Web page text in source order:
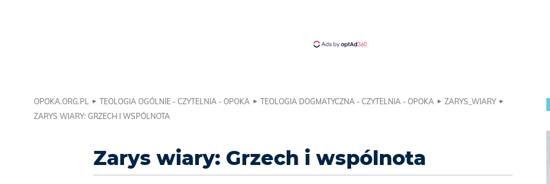
OPOKA.ORG.PL TEOLOGIA OGÓLNIE - CZYTELNIA - OPOKA TEOLOGIA DOGMATYCZNA - CZYTELNIA - OPOKA
ZARYS_WIARY
ZARYS WIARY: GRZECH I WSPÓLNOTA
Zarys wiary: Grzech i wspólnota